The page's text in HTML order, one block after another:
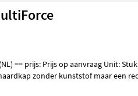
Stuk Aan deze
zonder kunststof maar een